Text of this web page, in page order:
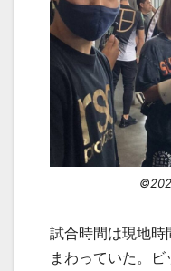
試合時間は現地時
まわっていた。